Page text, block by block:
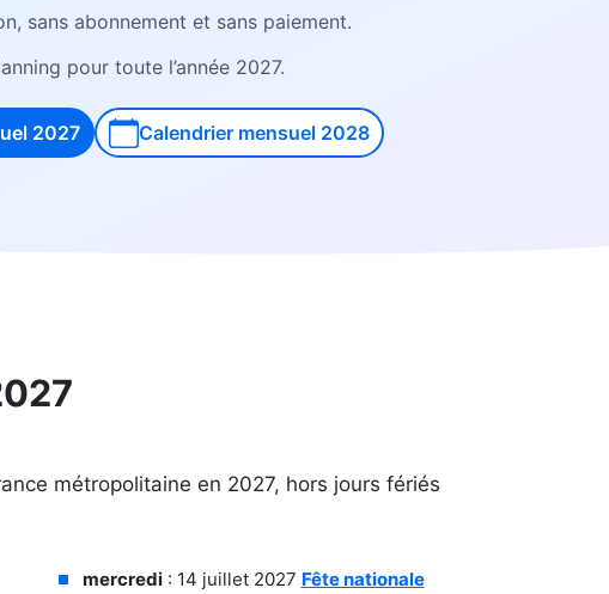
sans abonnement et sans paiement.
pour toute l’année 2027.
2027 Calendrier mensuel 2028
métropolitaine en 2027, hors jours fériés
mercredi: 14 juillet 2027 Fête nationale